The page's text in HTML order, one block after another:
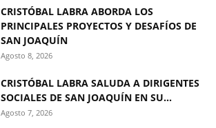
CRISTÓBAL LABRA ABORDA LOS
PRINCIPALES PROYECTOS Y DESAFÍOS DE
SAN JOAQUÍN
Agosto 8, 2026
CRISTÓBAL LABRA SALUDA A DIRIGENTES
SOCIALES DE SAN JOAQUÍN EN SU...
Agosto 7, 2026